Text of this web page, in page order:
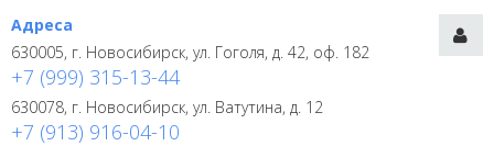
Адреса
630005, г. Новосибирск, ул. Гоголя, д. 42, оф. 182
+7 (999) 315-13-44
630078, г. Новосибирск, ул. Ватутина, д. 12
+7 (913) 916-04-10